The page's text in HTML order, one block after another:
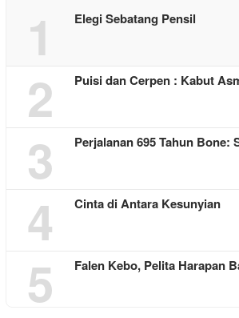
1 Elegi Sebatang Pensil
2 Puisi dan Cerpen : Kabut
3 Perjalanan 695 Tahun Bone:
4 Cinta di Antara Kesunyian
5 Falen Kebo, Pelita Harapan